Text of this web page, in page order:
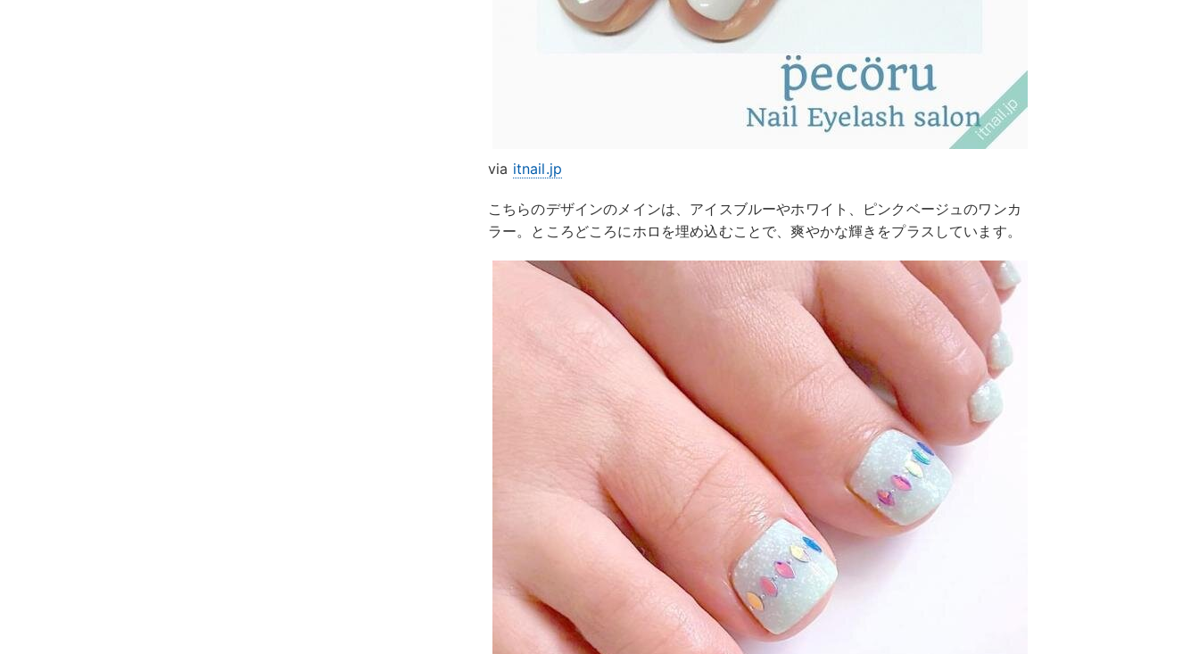
via itnail.jp
こちらのデザインのメインは、アイスブルーやホワイト、ピンクベージュのワンカ
ラー。ところどころにホロを埋め込むことで、爽やかな輝きをプラスしています。